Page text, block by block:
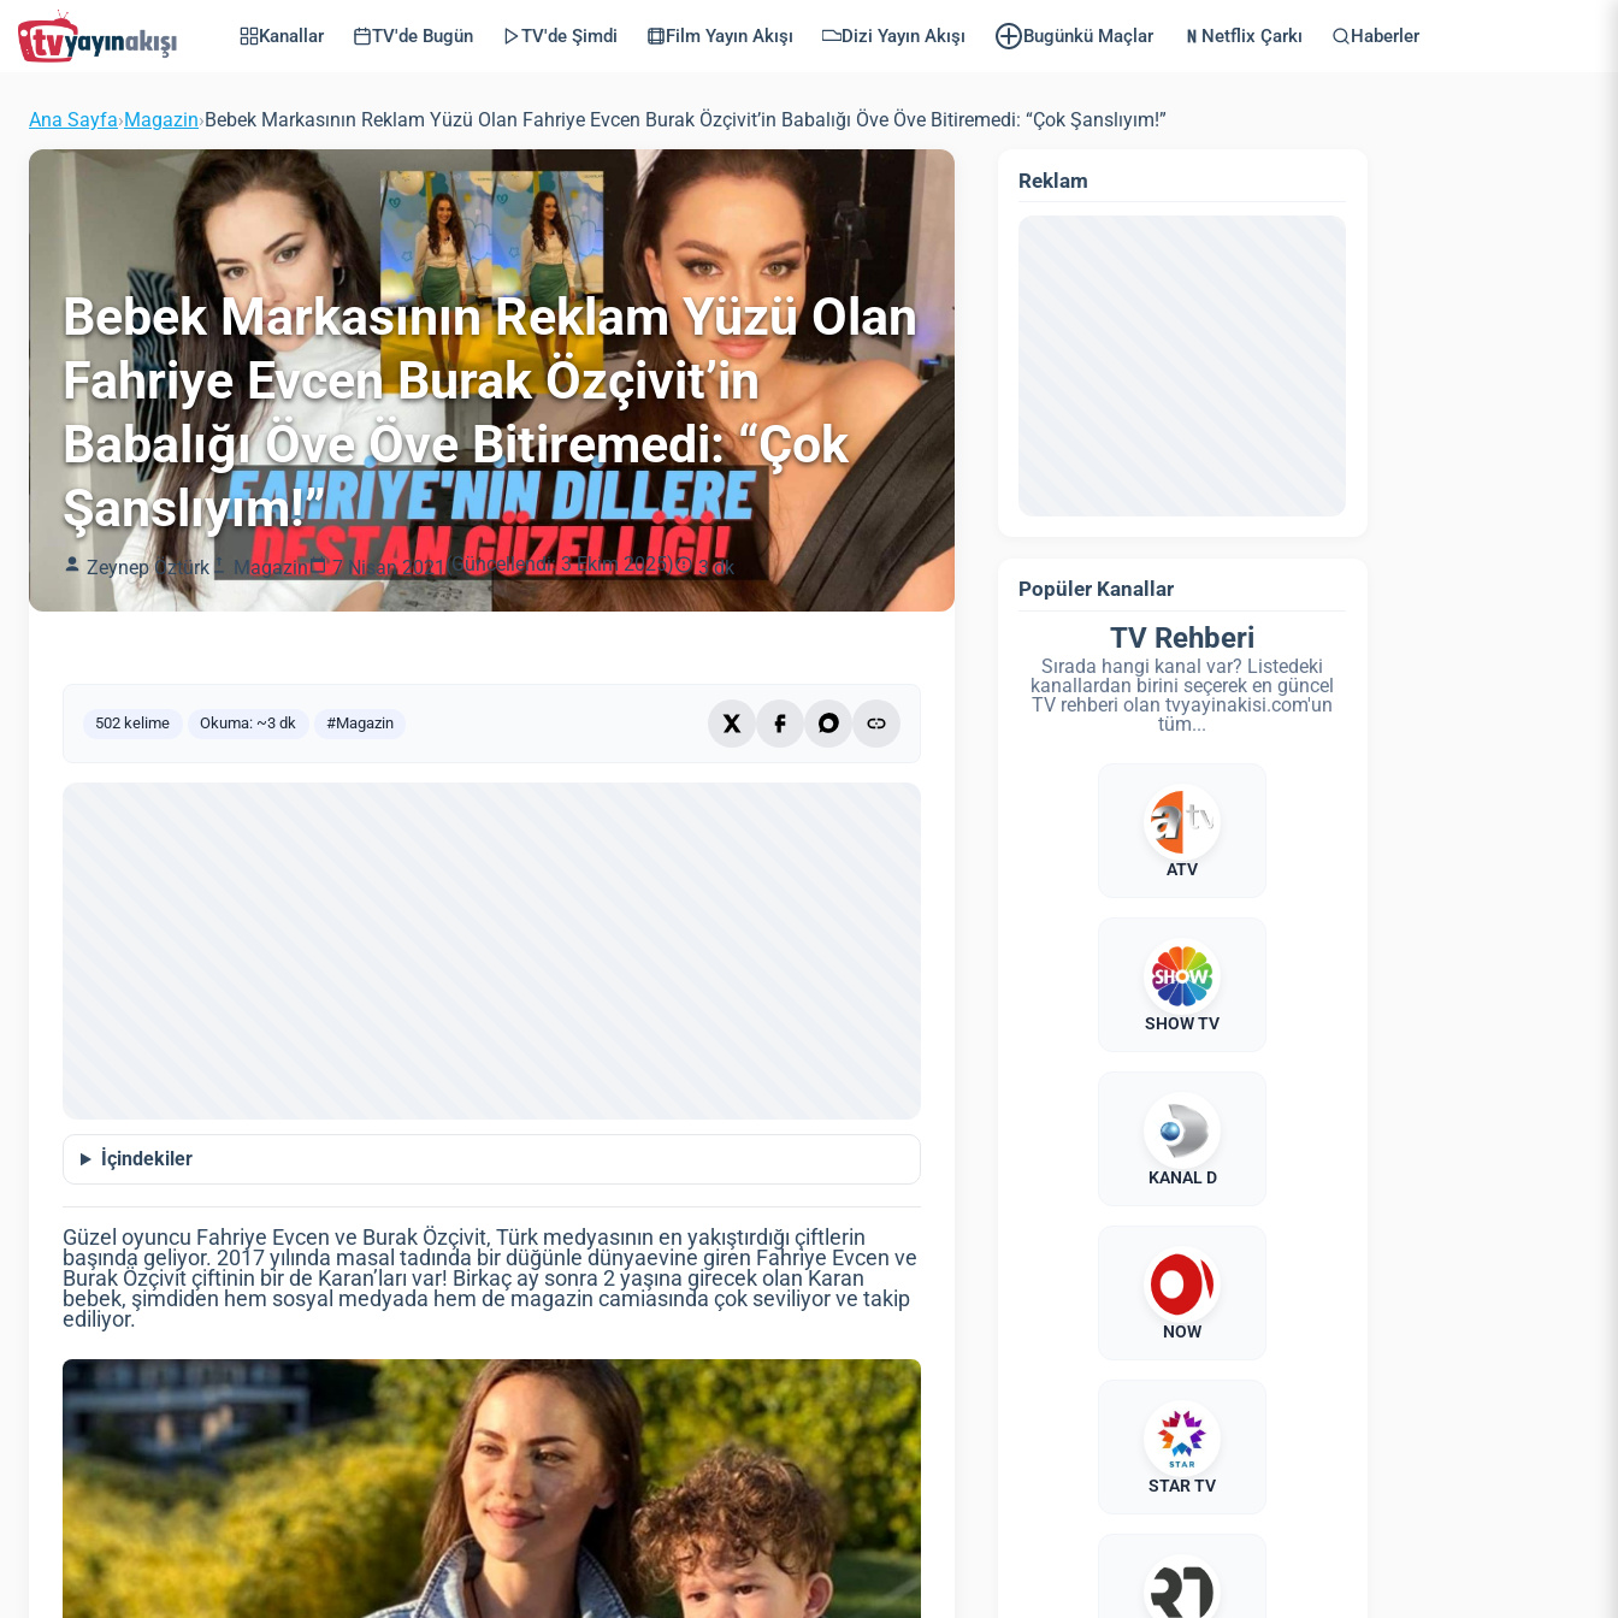
Kanallar TV'de Bugün TV'de Şimdi Film Yayın Akışı Dizi Yayın Akışı Bugünkü Maçlar Netflix Çarkı Haberler
Ana Sayfa›Magazin›Bebek Markasının Reklam Yüzü Olan Fahriye Evcen Burak Özçivit’in Babalığı Öve Öve Bitiremedi: “Çok Şanslıyım!”
Bebek Markasının Reklam Yüzü Olan
Fahriye Evcen Burak Özçivit’in
Babalığı Öve Öve Bitiremedi: “Çok
Şanslıyım!”
Zeynep Öztürk Magazin 7 Nisan 2021(Güncellendi: 3 Ekim 2025) 3 dk
502 kelime Okuma: ~3 dk #Magazin
İçindekiler
Güzel oyuncu Fahriye Evcen ve Burak Özçivit, Türk medyasının en yakıştırdığı çiftlerin
başında geliyor. 2017 yılında masal tadında bir düğünle dünyaevine giren Fahriye Evcen ve
Burak Özçivit çiftinin bir de Karan’ları var! Birkaç ay sonra 2 yaşına girecek olan Karan
bebek, şimdiden hem sosyal medyada hem de magazin camiasında çok seviliyor ve takip
ediliyor.
Reklam
Popüler Kanallar
TV Rehberi
Sırada hangi kanal var? Listedeki
kanallardan birini seçerek en güncel
TV rehberi olan tvyayinakisi.com'un
tüm...
ATV
SHOW TV
KANAL D
NOW
STAR TV